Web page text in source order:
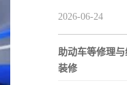
2026-06-24
助动车等修理
装修